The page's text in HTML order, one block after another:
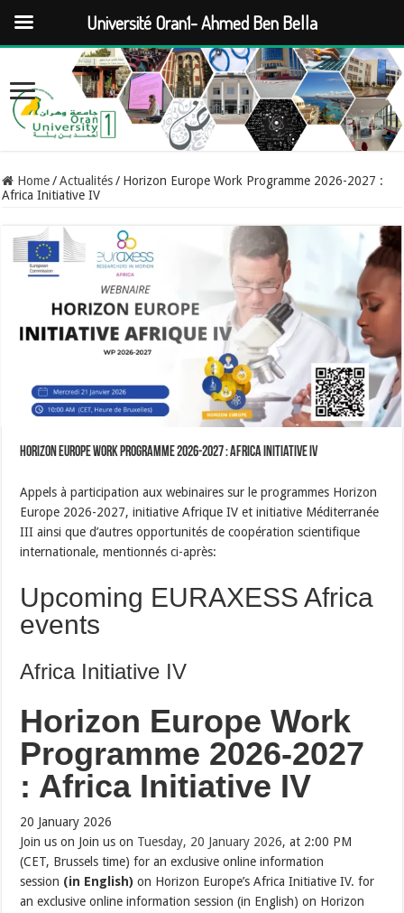
Home / Actualités / Horizon Europe Work Programme 2026-2027 :
Africa Initiative IV
Horizon Europe Work Programme 2026-2027 : Africa Initiative IV
Appels à participation aux webinaires sur le programmes Horizon
Europe 2026-2027, initiative Afrique IV et initiative Méditerranée
III ainsi que d’autres opportunités de coopération scientifique
internationale, mentionnés ci-après:
Upcoming EURAXESS Africa
events
Africa Initiative IV
Horizon Europe Work
Programme 2026-2027
: Africa Initiative IV
20 January 2026
Join us on Join us on Tuesday, 20 January 2026, at 2:00 PM
(CET, Brussels time) for an exclusive online information
session (in English) on Horizon Europe’s Africa Initiative IV. for
an exclusive online information session (in English) on Horizon
Université Oran1- Ahmed Ben Bella